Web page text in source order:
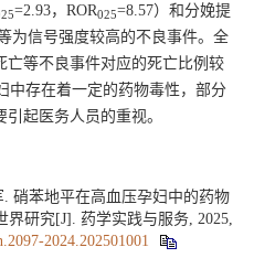
=2.93，ROR025=8.57）和分娩提
为信号强度较高的不良事件。全
亡等不良事件对应的死亡比例较
存在着一定的药物毒性，部分
起医务人员的重视。
硝苯地平在高血压孕妇中的药物
研究[J]. 药学实践与服务, 2025,
2024.202501001